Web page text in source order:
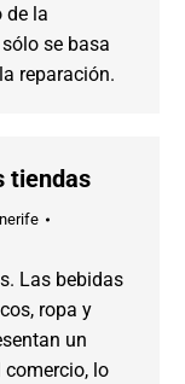
de la
se basa
reparación.
tiendas
Las bebidas
ropa y
un
comercio, lo